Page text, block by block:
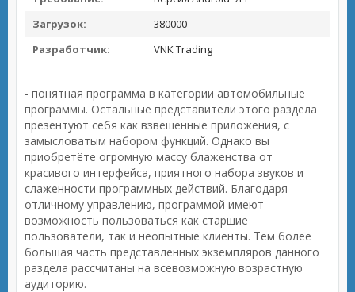
Загрузок:
380000
Разработчик:
VNK Trading
- понятная программа в категории автомобильные
программы. Остальные представители этого раздела
презентуют себя как взвешенные приложения, с
замысловатым набором функций. Однако вы
приобретёте огромную массу блаженства от
красивого интерфейса, приятного набора звуков и
слаженности программных действий. Благодаря
отличному управлению, программой имеют
возможность пользоваться как старшие
пользователи, так и неопытные клиенты. Тем более
большая часть представленных экземпляров данного
раздела рассчитаны на всевозможную возрастную
аудиторию.